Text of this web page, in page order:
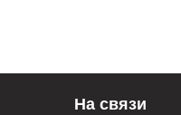
На связи